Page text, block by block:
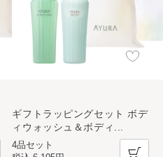
ギフトラッピングセット ボデ
ィウォッシュ＆ボディ
4品セット